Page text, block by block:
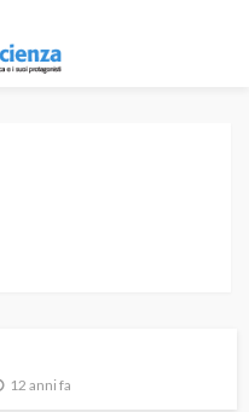
12 anni fa